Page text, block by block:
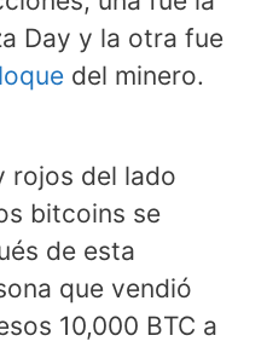
Day y la otra fue
del minero.
rojos del lado
bitcoins se
de esta
que vendió
10,000 BTC a